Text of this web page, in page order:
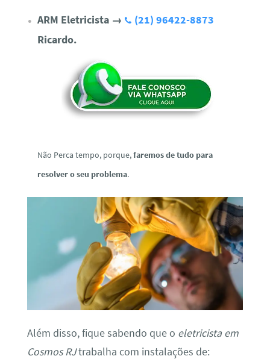
ARM Eletricista →
(21) 96422-8873
Ricardo.
Não Perca tempo, porque,faremos de tudo para
resolver o seu problema.
Além disso, fique sabendo que o eletricista em
Cosmos RJtrabalha com instalações de: